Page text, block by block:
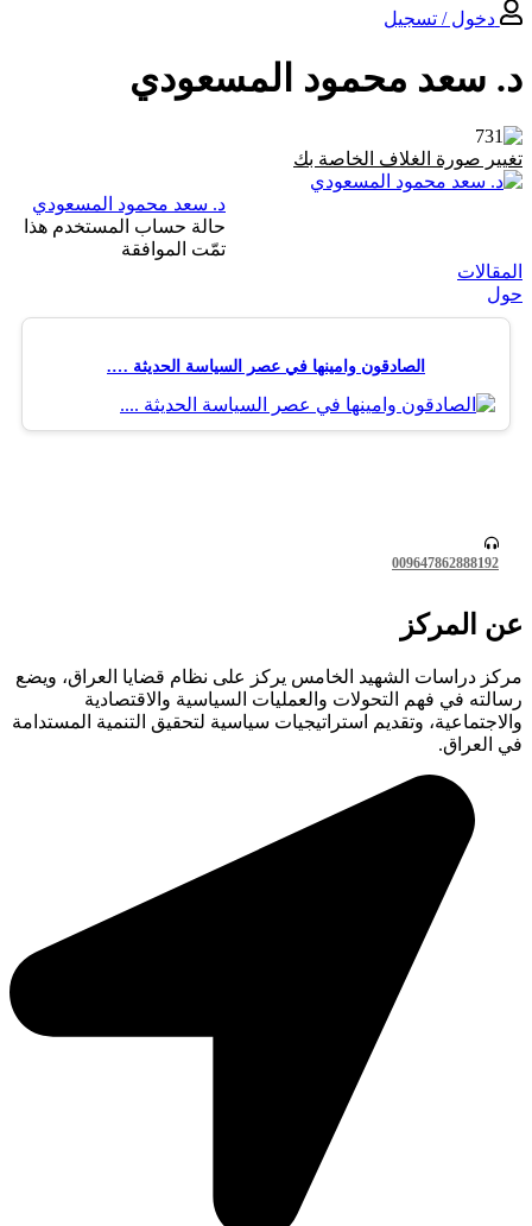
/ تسجیل
محمود المسعودي
صورة الغلاف الخاصة بك
د. سعد محمود المسعودي
حالة حساب المستخدم هذا
تمّت الموافقة
الصادقون وامينها في عصر السياسة الحديثة ….
دراسات الشهيد الخامس يركز على نظام قضايا العراق، ويضع
في فهم التحولات والعمليات السياسية والاقتصادية
وتقديم استراتيجيات سياسية لتحقيق التنمية المستدامة